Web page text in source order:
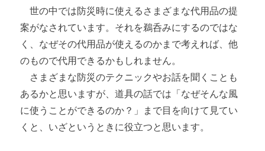
世の中では防災時に使えるさまざまな代用品の提
案がなされています。それを鵜呑みにするのではな
く、なぜその代用品が使えるのかまで考えれば、他
のもので代用できるかもしれません。
さまざまな防災のテクニックやお話を聞くことも
あるかと思いますが、道具の話では「なぜそんな風
に使うことができるのか？」まで目を向けて見てい
くと、いざというときに役立つと思います。